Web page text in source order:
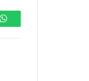
WhatsApp